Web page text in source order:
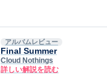
アルバムレビュー
Final Summer
Cloud Nothings
詳しい解説を読む